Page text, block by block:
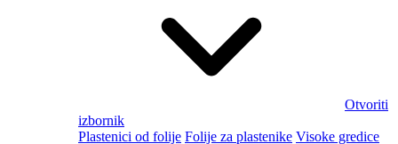
Otvoriti
izbornik
Plastenici od folije Folije za plastenike Visoke gredice